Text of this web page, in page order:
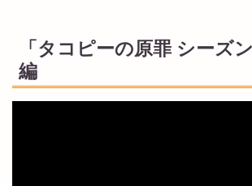
「タコピーの原罪 シーズ
編